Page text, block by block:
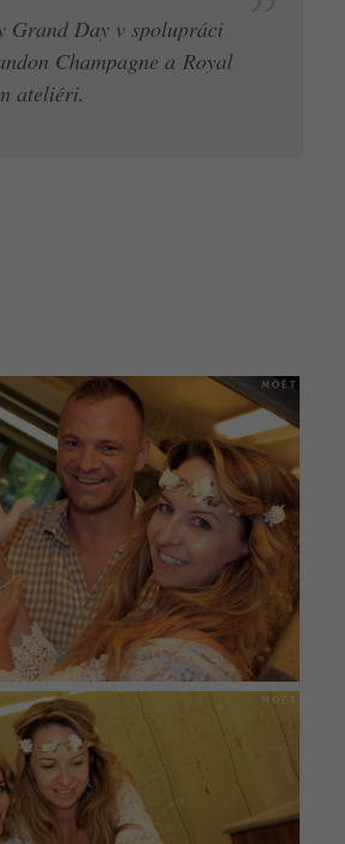
Grand Day v spolupráci
Champagne a Royal
ateliéri.